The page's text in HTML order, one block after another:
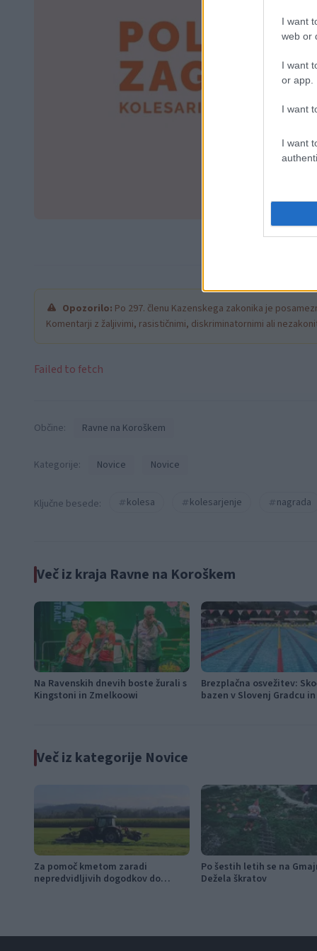
I want
web or
I want
or app.
I want
I want
Opozorilo: Po 297. členu Kazenskega zakonika je
Komentarji z žaljivimi, rasističnimi, diskriminatornimi ali
Failed to fetch
Občine: Ravne na Koroškem
Kategorije: Novice Novice
Ključne besede: kolesa kolesarjenje nagrada
Več iz kraja Ravne na Koroškem
Na Ravenskih dnevih boste žurali s
Kingstoni in Zmelkoowi
Brezplačna osvežitev:
bazen v Slovenj Gradcu
Več iz kategorije Novice
Za pomoč kmetom zaradi
nepredvidljivih dogodkov do
Po šestih letih se na
Dežela škratov